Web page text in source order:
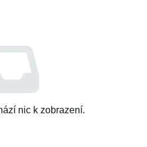
nic k zobrazení.